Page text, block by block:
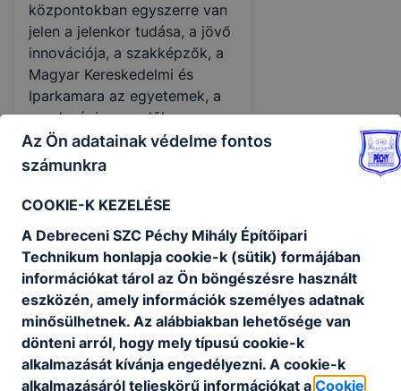
központokban egyszerre van
jelen a jelenkor tudása, a jövő
innovációja, a szakképzők, a
Magyar Kereskedelmi és
Iparkamara az egyetemek, a
gazdasági szereplők
együttműködésével - mondta
a tárcavezető.
Hankó Balázs felhívta a
figyelmet arra, hogy öt év telt
el a Szakképzés 4.0 elindítása
óta, ez idő alatt pedig sikerült
visszaadni a szakmák
becsületét. Emlékeztetett, a
magyar diákok Európában
legnagyobb szakmai
versenyén a második helyen
Az Ön adatainak védelme fontos
számunkra
COOKIE-K KEZELÉSE
A Debreceni SZC Péchy Mihály Építőipari
Technikum honlapja cookie-k (sütik) formájában
információkat tárol az Ön böngészésre használt
eszközén, amely információk személyes adatnak
minősülhetnek. Az alábbiakban lehetősége van
dönteni arról, hogy mely típusú cookie-k
alkalmazását kívánja engedélyezni. A cookie-k
alkalmazásáról teljeskörű információkat a Cookie